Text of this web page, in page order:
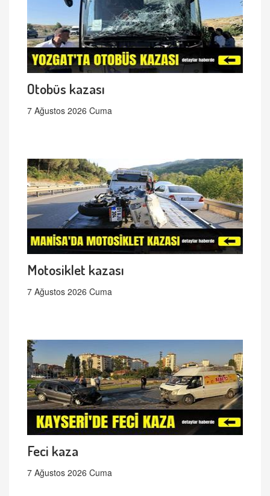
Otobüs kazası
7 Ağustos 2026 Cuma
Motosiklet kazası
7 Ağustos 2026 Cuma
Feci kaza
7 Ağustos 2026 Cuma